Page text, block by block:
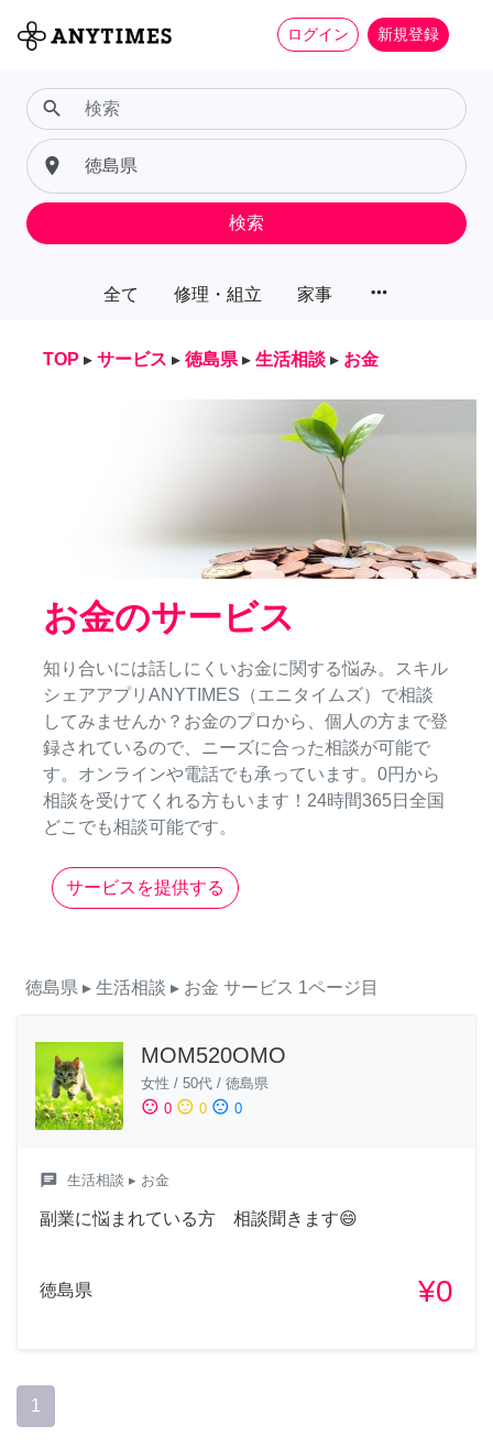
ログイン 新規登録
全て 修理・組立 家事 more_horiz
search
place
検索
TOP ▸ サービス ▸ 徳島県 ▸ 生活相談 ▸ お金
お金のサービス
知り合いには話しにくいお金に関する悩み。スキル
シェアアプリANYTIMES（エニタイムズ）で相談
してみませんか？お金のプロから、個人の方まで登
録されているので、ニーズに合った相談が可能で
す。オンラインや電話でも承っています。0円から
相談を受けてくれる方もいます！24時間365日全国
どこでも相談可能です。
サービスを提供する
徳島県 ▸ 生活相談 ▸ お金 サービス 1ページ目
MOM520OMO
女性 / 50代 / 徳島県
sentiment_satisfied 0 sentiment_neutral 0 sentiment_dissatisfied 0
chat 生活相談 ▸ お金
副業に悩まれている方 相談聞きます😄
徳島県 ¥0
1